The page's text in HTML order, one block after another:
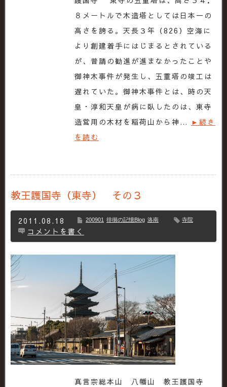
８メートルで木造塔としては日本一の
高さを誇る。天長３年（826）空海に
より創建着手にはじまるとされている
が、普請の勧進が進まなかったことや
御神木事件が発生し、五重塔の竣工は
遅れていた。御神木事件とは、時の天
皇・淳和天皇が病に臥したのは、東寺
造営用の木材を稲荷山から神… ►続き
を読む
教王護国寺（東寺） その３
2011.08.18 200901 徘徊の記憶Blog 洛南 寺院
コメントを書く
真言宗総本山 八幡山 教王護国寺